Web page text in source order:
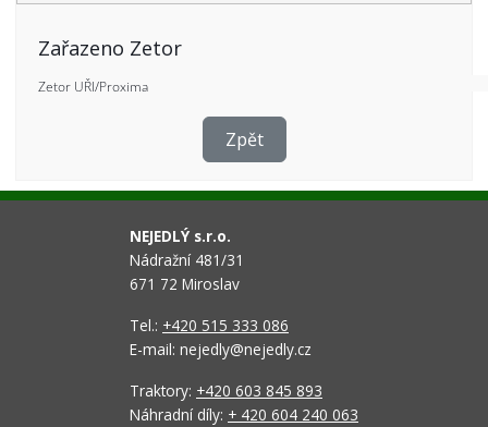
Zařazeno Zetor
Zpět
NEJEDLÝ s.r.o.
Nádražní 481/31
671 72 Miroslav
Tel.: +420 515 333 086
E-mail: nejedly@nejedly.cz
Traktory: +420 603 845 893
Náhradní díly: + 420 604 240 063